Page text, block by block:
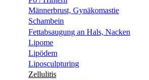
Männerbrust, Gynäkomastie
Schambein
Fettabsaugung an Hals, Nacken
Lipome
Lipödem
Liposculpturing
Zellulitis